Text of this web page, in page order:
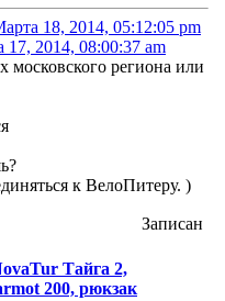
18, 2014, 05:12:05 pm
2014, 08:00:37 am
московского региона или
к ВелоПитеру. )
Записан
Тайга 2,
200, рюкзак